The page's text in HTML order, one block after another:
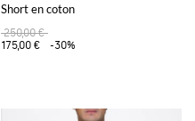
Short en coton
250,00 €
175,00 €
-30%